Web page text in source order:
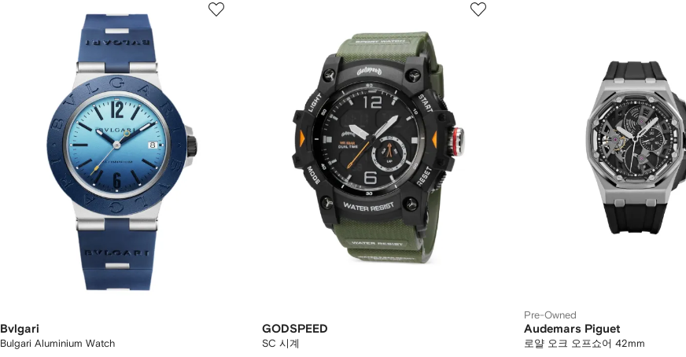
Bvlgari
Bulgari Aluminium Watch
GODSPEED
SC 시계
Pre-Owned
Audemars Piguet
로얄 오크 오프쇼어 42mm